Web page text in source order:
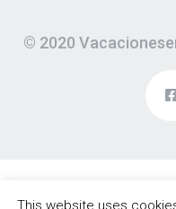
© 2020
This website uses